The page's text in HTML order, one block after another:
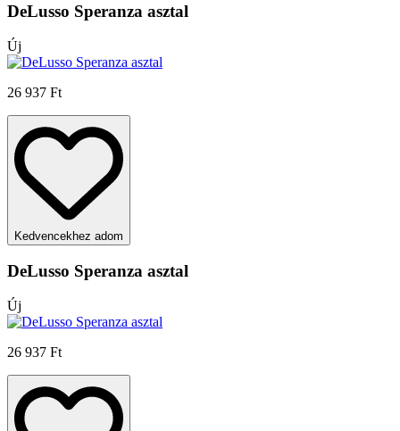
DeLusso Speranza asztal
Új
26 937 Ft
Kedvencekhez adom
DeLusso Speranza asztal
Új
26 937 Ft